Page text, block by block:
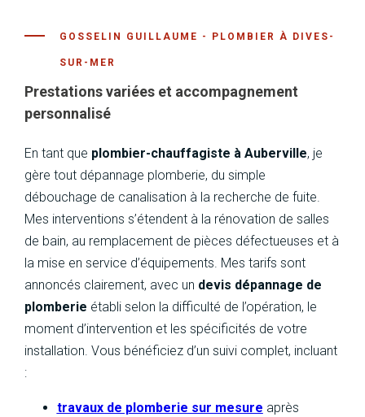
Prestations variées et accompagnement
personnalisé
En tant que plombier-chauffagiste à Auberville, je
gère tout dépannage plomberie, du simple
débouchage de canalisation à la recherche de fuite.
Mes interventions s’étendent à la rénovation de salles
de bain, au remplacement de pièces défectueuses et à
la mise en service d’équipements. Mes tarifs sont
annoncés clairement, avec un devis dépannage de
plomberie établi selon la difficulté de l’opération, le
moment d’intervention et les spécificités de votre
installation. Vous bénéficiez d’un suivi complet, incluant
:
travaux de plomberie sur mesure après